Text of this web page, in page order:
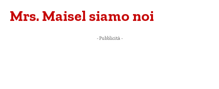
Mrs. Maisel siamo noi
- Pubblicità -